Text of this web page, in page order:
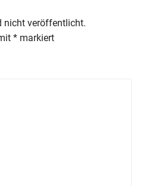
nicht veröffentlicht.
* markiert